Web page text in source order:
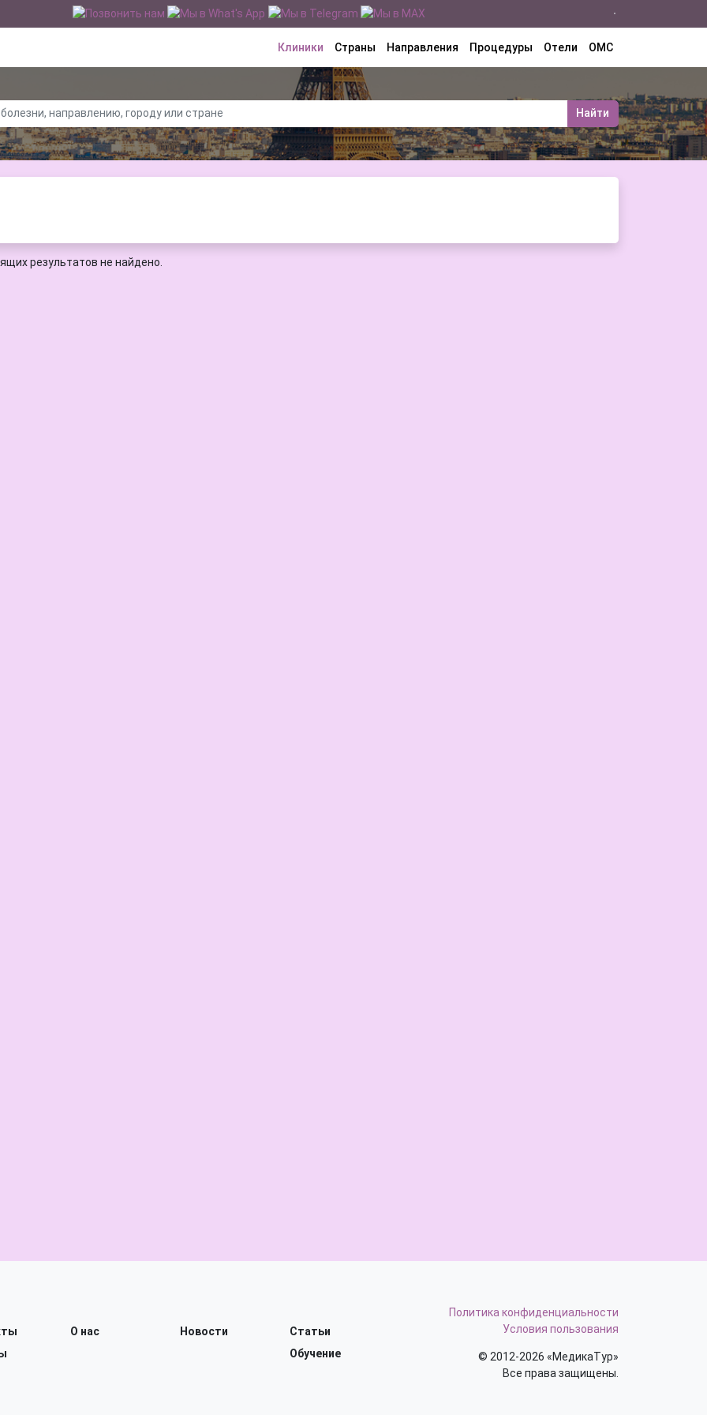
Клиники Страны Направления Процедуры Отели ОМС
Найти
результатов не найдено.
О нас Новости
Статьи
Обучение
Политика конфиденциальности
Условия пользования
© 2012-2026 «МедикаТур»
Все права защищены.